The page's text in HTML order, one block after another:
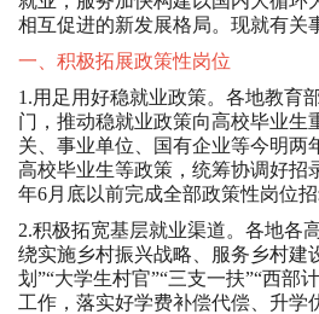
相互促进的新发展格局。现就有关
一、积极拓展政策性岗位
1.用足用好稳就业政策。各地教育
门，推动稳就业政策向高校毕业生
关、事业单位、国有企业等今明两
高校毕业生等政策，统筹协调好招
年6月底以前完成全部政策性岗位招
2.积极拓宽基层就业渠道。各地各
绕实施乡村振兴战略、服务乡村建
划”“大学生村官”“三支一扶”“西部
工作，落实好学费补偿代偿、升学